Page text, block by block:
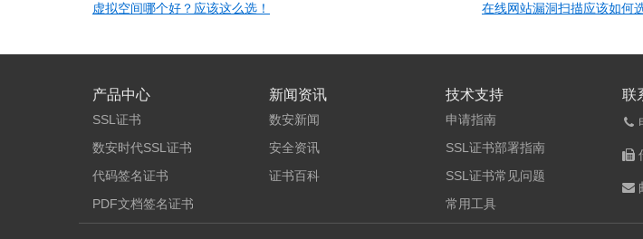
虚拟空间哪个好？应该这么选！
在线网站漏洞扫描应该如何
产品中心
SSL证书
数安时代SSL证书
代码签名证书
PDF文档签名证书
新闻资讯
数安新闻
安全资讯
证书百科
技术支持
申请指南
SSL证书部署指南
SSL证书常见问题
常用工具
联